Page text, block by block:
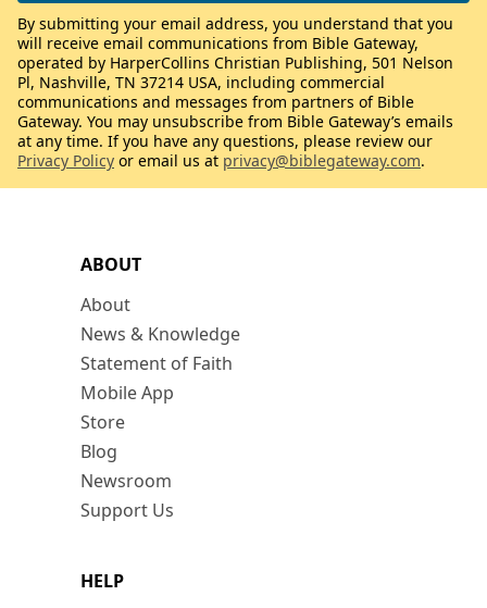
ABOUT
About
News & Knowledge
Statement of Faith
Mobile App
Store
Blog
Newsroom
Support Us
HELP
By submitting your email address, you understand that you
will receive email communications from Bible Gateway,
operated by HarperCollins Christian Publishing, 501 Nelson
Pl, Nashville, TN 37214 USA, including commercial
communications and messages from partners of Bible
Gateway. You may unsubscribe from Bible Gateway’s emails
at any time. If you have any questions, please review our
Privacy Policy or email us at privacy@biblegateway.com.